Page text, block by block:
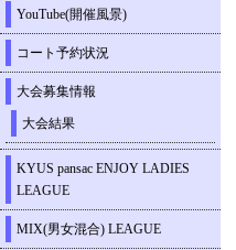
YouTube(開催風景)
コート予約状況
大会募集情報
大会結果
KYUS pansac ENJOY LADIES
LEAGUE
MIX(男女混合) LEAGUE